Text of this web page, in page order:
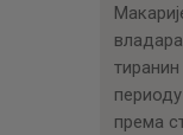
према